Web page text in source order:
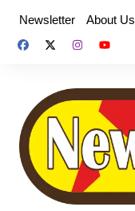
content
Newsletter About Us